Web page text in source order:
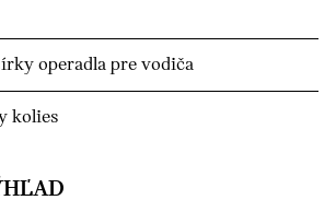
operadla pre vodiča
kolies